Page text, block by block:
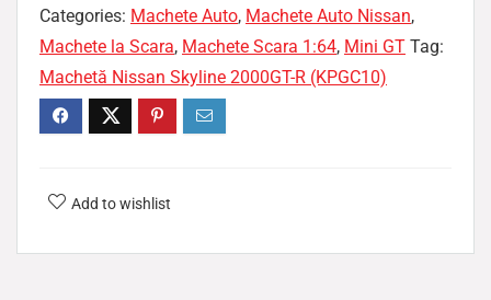
Categories: Machete Auto, Machete Auto Nissan,
Machete la Scara, Machete Scara 1:64, Mini GT Tag:
Machetă Nissan Skyline 2000GT-R (KPGC10)
Add to wishlist